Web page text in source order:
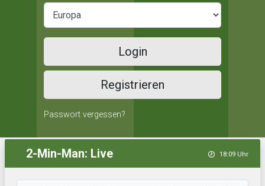
Login
Registrieren
Passwort vergessen?
2-Min-Man: Live 18:09 Uhr